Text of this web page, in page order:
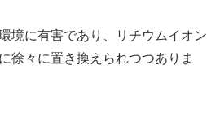
境に有害であり、リチウムイオン
徐々に置き換えられつつありま